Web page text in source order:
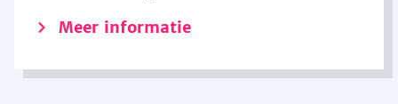
Meer informatie